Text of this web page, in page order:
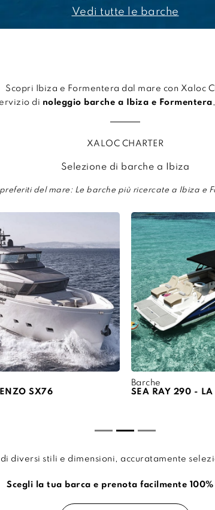
Vedi tutte le barche
Scopri Ibiza e Formentera dal mare con Xaloc
di noleggio barche a Ibiza e Formentera
XALOC CHARTER
Selezione di barche a Ibiza
del mare: Le barche più ricercate a Ibiza e
SX76
Barche
SEA RAY 290 - LA
diversi stili e dimensioni, accuratamente
Scegli la tua barca e prenota facilmente